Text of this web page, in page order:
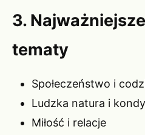
3.
tematy
Społeczeństwo i
Ludzka natura i
Miłość i relacje